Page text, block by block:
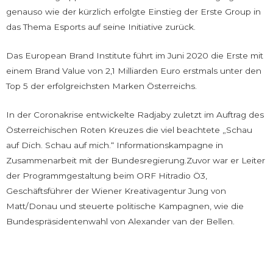
genauso wie der kürzlich erfolgte Einstieg der Erste Group in
das Thema Esports auf seine Initiative zurück.
Das European Brand Institute führt im Juni 2020 die Erste mit
einem Brand Value von 2,1 Milliarden Euro erstmals unter den
Top 5 der erfolgreichsten Marken Österreichs.
In der Coronakrise entwickelte Radjaby zuletzt im Auftrag des
Österreichischen Roten Kreuzes die viel beachtete „Schau
auf Dich. Schau auf mich.“ Informationskampagne in
Zusammenarbeit mit der Bundesregierung.Zuvor war er Leiter
der Programmgestaltung beim ORF Hitradio Ö3,
Geschäftsführer der Wiener Kreativagentur Jung von
Matt/Donau und steuerte politische Kampagnen, wie die
Bundespräsidentenwahl von Alexander van der Bellen.